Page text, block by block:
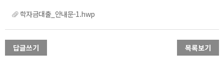
학자금대출_안내문-1.hwp
답글쓰기 목록보기